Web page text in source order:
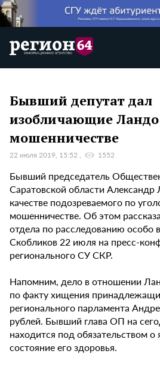
Бывший депутат дал
изобличающие Ландо
мошенничестве
22 июля 2019, 15:52 1552
Бывший председатель
Саратовской области
качестве подозреваемого по
мошенничестве. Об этом
отдела по расследованию особо
Скобликов 22 июля на пресс-
регионального СУ СКР.
Напомним, дело в отношении
по факту хищения
регионального парламента
рублей. Бывший глава ОП на
находится под обязательством о
состояние его здоровья.